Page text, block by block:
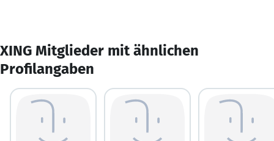
XING Mitglieder mit ähnlichen
Profilangaben